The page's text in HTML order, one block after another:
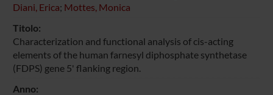
Diani, Erica; Mottes, Monica
Titolo:
Characterization and functional analysis of cis-acting
elements of the human farnesyl diphosphate synthetase
(FDPS) gene 5' flanking region.
Anno: